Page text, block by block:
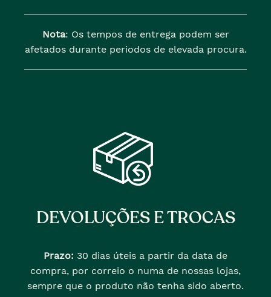
Nota: Os tempos de entrega podem ser
afetados durante periodos de elevada procura.
DEVOLUÇÕES E TROCAS
Prazo: 30 dias úteis a partir da data de
compra, por correio o numa de nossas lojas,
sempre que o produto não tenha sido aberto.